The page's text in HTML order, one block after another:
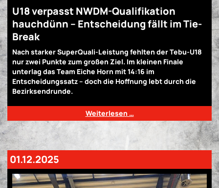
U18 verpasst NWDM-Qualifikation
hauchdünn – Entscheidung fällt im Tie-
Break
Nach starker SuperQuali-Leistung fehlten der Tebu-U18
nur zwei Punkte zum großen Ziel. Im kleinen Finale
unterlag das Team Eiche Horn mit 14:16 im
Entscheidungssatz – doch die Hoffnung lebt durch die
Bezirksendrunde.
Weiterlesen …
01.12.2025